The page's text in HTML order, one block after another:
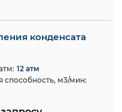
конденсата
12 атм
способность, м3/мин: